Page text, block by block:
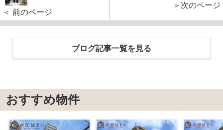
＜ 前のページ
＞次のページ
ブログ記事一覧を見る
おすすめ物件